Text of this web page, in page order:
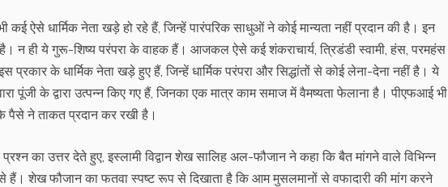
ऐसे धार्मिक नेता खड़े हो रहे हैं, जिन्हें पारंपरिक साधुओं ने कोई मान्यता नहीं प्रदान की है। इन
न ही ये गुरू-शिष्य परंपरा के वाहक हैं। आजकल ऐसे कई शंकराचार्य, त्रिडंडी स्वामी, हंस, परमहंस
प्रकार के धार्मिक नेता खड़े हुए हैं, जिन्हें धार्मिक परंपरा और सिद्धांतों से कोई लेना-देना नहीं है। ये
पूंजी के द्वारा उत्पन्न किए गए हैं, जिनका एक मात्र काम समाज में वैमष्यता फेलाना है। पीएफआई भी
पैसे ने ताकत प्रदान कर रखी है।
का उत्तर देते हुए, इस्लामी विद्वान शेख सालिह अल-फौजान ने कहा कि बैत मांगने वाले विभिन्न
हैं। शेख फौजान का फतवा स्पष्ट रूप से दिखाता है कि आम मुसलमानों से वफादारी की मांग करने